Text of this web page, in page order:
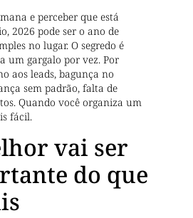
e perceber que está
2026 pode ser o ano de
no lugar. O segredo é
um gargalo por vez. Por
aos leads, bagunça no
sem padrão, falta de
Quando você organiza um
fácil.
vai ser
do que